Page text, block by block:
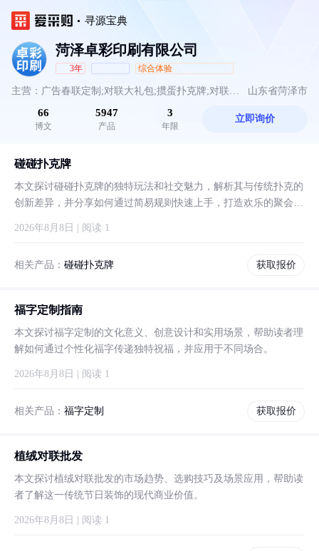
寻源宝典
菏泽卓彩印刷有限公司
3年 综合体验
山东省菏泽市
主营：广告春联定制;对联大礼包;掼蛋扑克牌;对联定
制;广告春联;春联;扑克牌;烫金对联;广告对联;订制对
制;春节对联定制;广告对联印刷;掼蛋扑克牌定制;春
联大礼包定制
66
博文
5947
产品
3
年限
立即询价
碰碰扑克牌
本文探讨碰碰扑克牌的独特玩法和社交魅力，解析其与传统扑克的
创新差异，并分享如何通过简易规则快速上手，打造欢乐的聚会游
2026年8月8日 | 阅读 1
相关产品： 碰碰扑克牌 获取报价
福字定制指南
本文探讨福字定制的文化意义、创意设计和实用场景，帮助读者理
解如何通过个性化福字传递独特祝福，并应用于不同场合。
2026年8月8日 | 阅读 1
相关产品： 福字定制 获取报价
植绒对联批发
本文探讨植绒对联批发的市场趋势、选购技巧及场景应用，帮助读
者了解这一传统节日装饰的现代商业价值。
2026年8月8日 | 阅读 1